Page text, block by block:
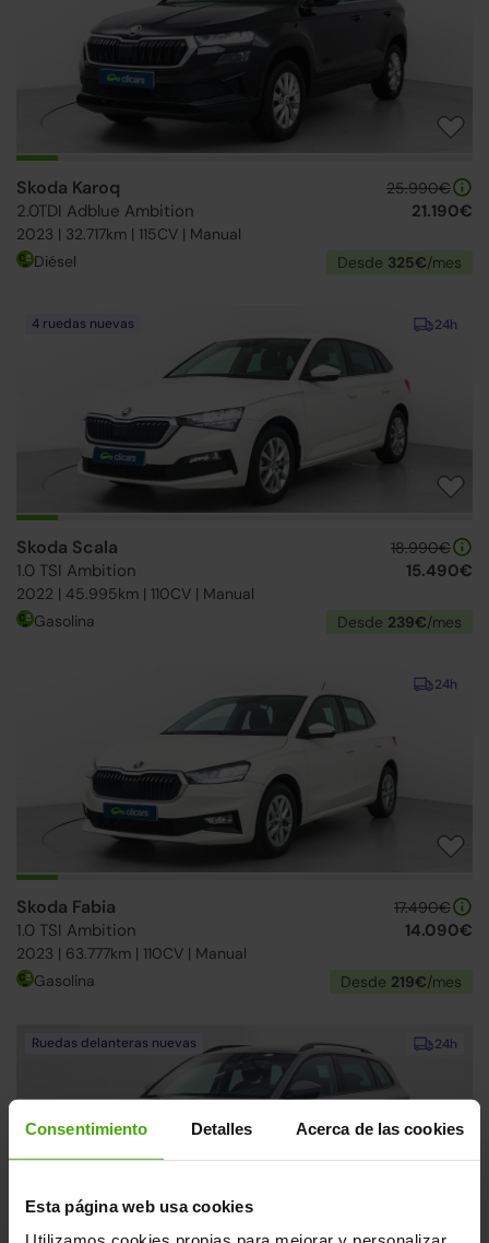
Consentimiento Detalles Acerca de las cookies
Esta página web usa cookies
Skoda Karoq
2.0TDI Adblue Ambition
2023 | 32.717km | 115CV | Manual
25.990€
21.190€
Diésel Desde 325€/mes
24h
4 ruedas nuevas
Skoda Scala
1.0 TSI Ambition
2022 | 45.995km | 110CV | Manual
18.990€
15.490€
Gasolina Desde 239€/mes
24h
Skoda Fabia
1.0 TSI Ambition
2023 | 63.777km | 110CV | Manual
17.490€
14.090€
Gasolina Desde 219€/mes
24h
Ruedas delanteras nuevas